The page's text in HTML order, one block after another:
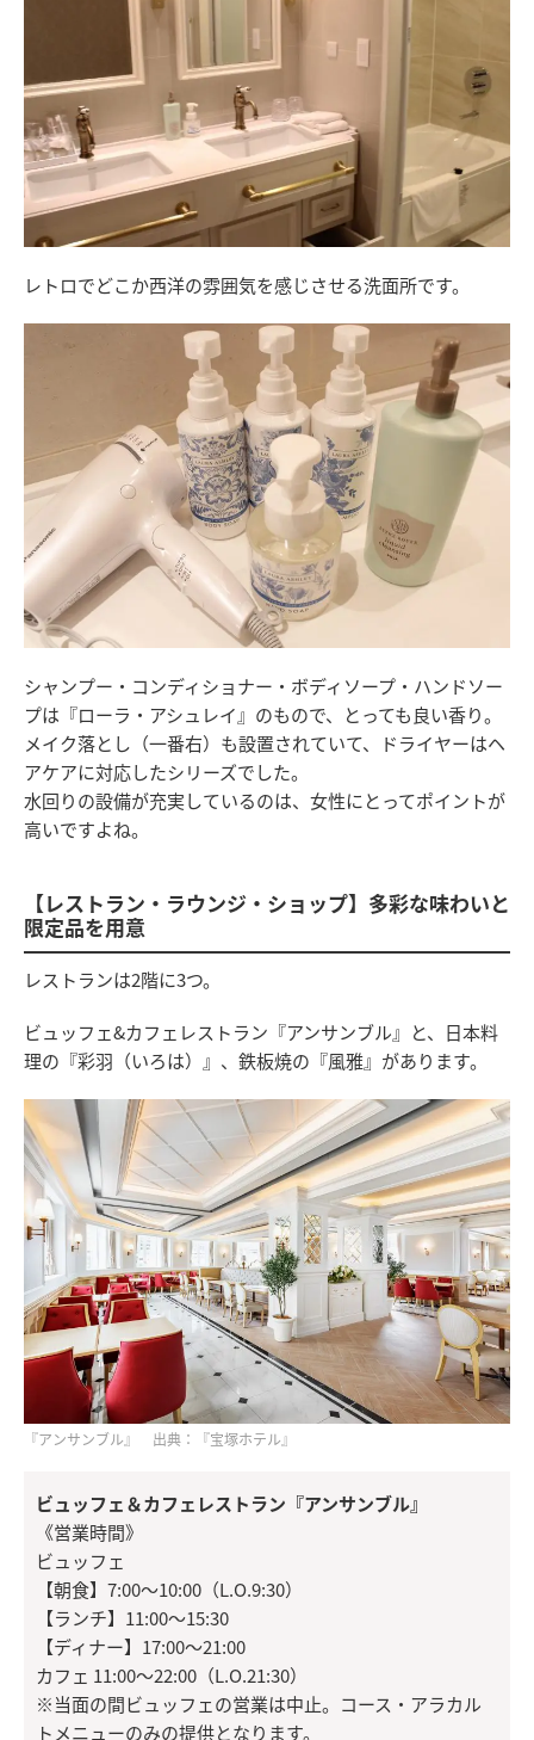
レトロでどこか西洋の雰囲気を感じさせる洗面所です。
シャンプー・コンディショナー・ボディソープ・ハンドソー
プは『ローラ・アシュレイ』のもので、とっても良い香り。
メイク落とし（一番右）も設置されていて、ドライヤーはヘ
アケアに対応したシリーズでした。
水回りの設備が充実しているのは、女性にとってポイントが
高いですよね。
【レストラン・ラウンジ・ショップ】多彩な味わいと
限定品を用意
レストランは2階に3つ。
ビュッフェ&カフェレストラン『アンサンブル』と、日本料
理の『彩羽（いろは）』、鉄板焼の『風雅』があります。
『アンサンブル』 出典：『宝塚ホテル』
ビュッフェ＆カフェレストラン『アンサンブル』
《営業時間》
ビュッフェ
【朝食】7:00～10:00（L.O.9:30）
【ランチ】11:00～15:30
【ディナー】17:00～21:00
カフェ 11:00～22:00（L.O.21:30）
※当面の間ビュッフェの営業は中止。コース・アラカル
トメニューのみの提供となります。